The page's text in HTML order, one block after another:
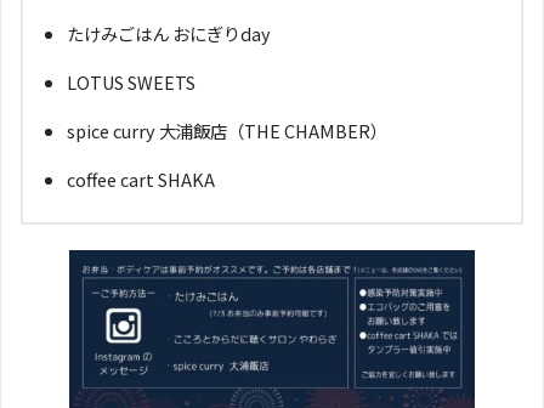
たけみごはん おにぎりday
LOTUS SWEETS
spice curry 大浦飯店（THE CHAMBER）
coffee cart SHAKA